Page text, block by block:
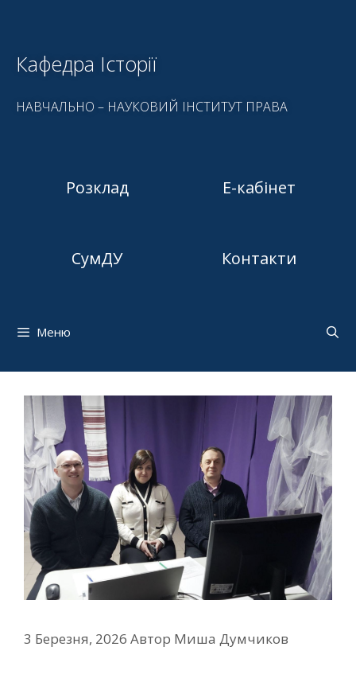
Кафедра Історії
НАВЧАЛЬНО – НАУКОВИЙ ІНСТИТУТ ПРАВА
Розклад Е-кабінет
СумДУ Контакти
Меню
3 Березня, 2026 Автор Миша Думчиков